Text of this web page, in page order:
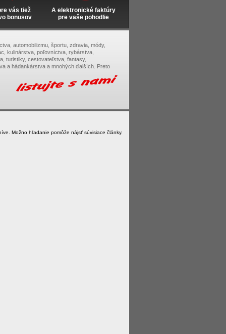
vás tiež
bonusov
A elektronické faktúry
pre vaše pohodlie
automobilizmu, športu, zdravia, módy,
kulinárstva, poľovníctva, rybárstva,
turistiky, cestovateľstva, fantasy,
a hádankárstva a mnohých ďalších. Preto
Možno hľadanie pomôže nájsť súvisiace články.